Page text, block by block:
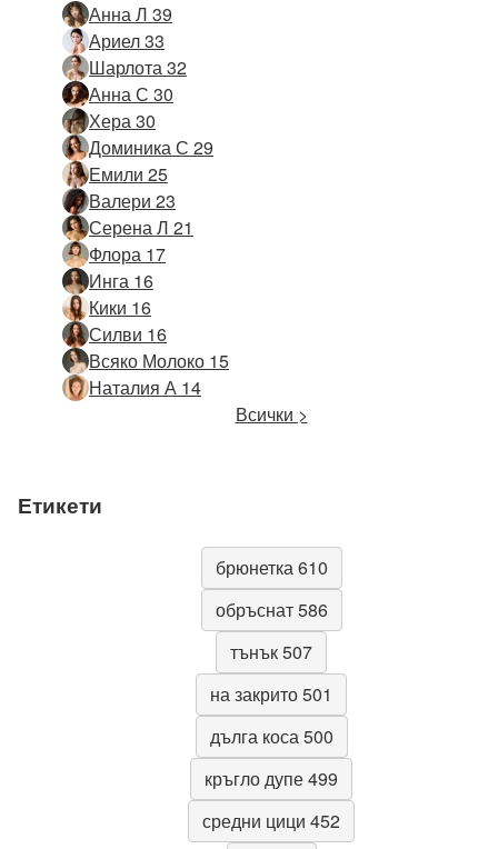
Анна Л 39
Ариел 33
Шарлота 32
Анна С 30
Хера 30
Доминика С 29
Емили 25
Валери 23
Серена Л 21
Флора 17
Инга 16
Кики 16
Силви 16
Всяко Молоко 15
Наталия А 14
Всички >
Етикети
брюнетка 610
обръснат 586
тънък 507
на закрито 501
дълга коса 500
кръгло дупе 499
средни цици 452